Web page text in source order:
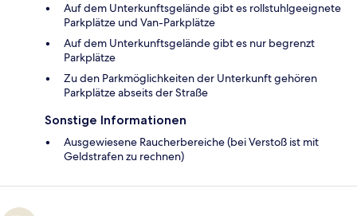
Auf dem Unterkunftsgelände gibt es rollstuhlgeeignete
Parkplätze und Van-Parkplätze
Auf dem Unterkunftsgelände gibt es nur begrenzt
Parkplätze
Zu den Parkmöglichkeiten der Unterkunft gehören
Parkplätze abseits der Straße
Sonstige Informationen
Ausgewiesene Raucherbereiche (bei Verstoß ist mit
Geldstrafen zu rechnen)